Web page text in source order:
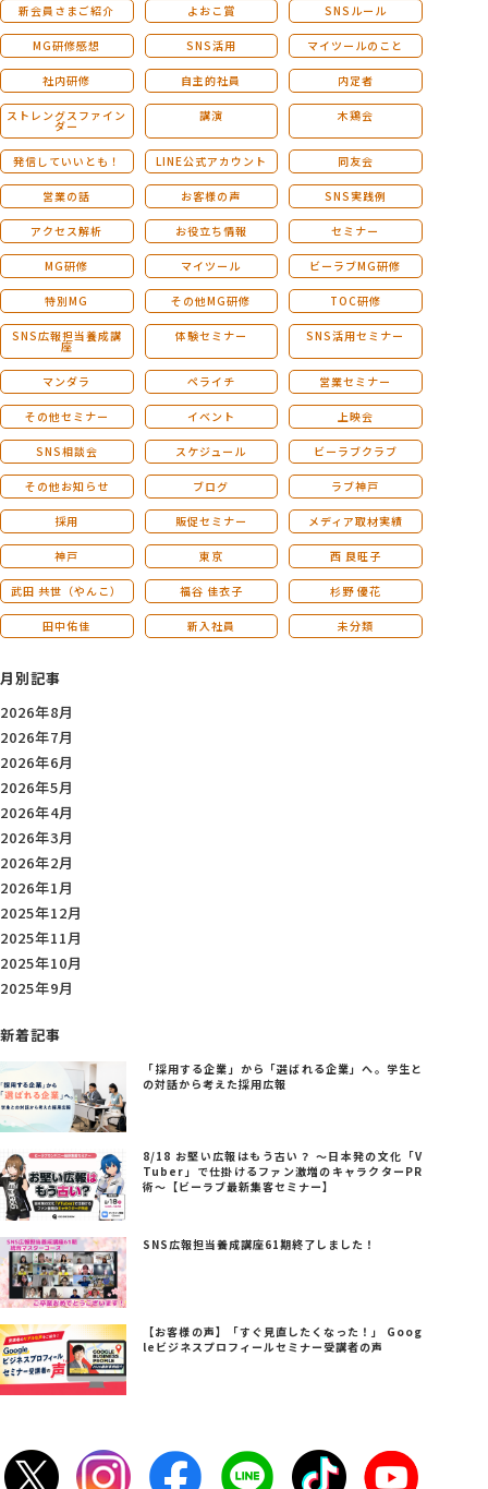
新会員さまご紹介 よおこ賞 SNSルール
MG研修感想 SNS活用 マイツールのこと
社内研修 自主的社員 内定者
ストレングスファイン
ダー
講演 木鶏会
発信していいとも！ LINE公式アカウント 同友会
営業の話 お客様の声 SNS実践例
アクセス解析 お役立ち情報 セミナー
MG研修 マイツール ビーラブMG研修
特別MG その他MG研修 TOC研修
SNS広報担当養成講
座
体験セミナー SNS活用セミナー
マンダラ ペライチ 営業セミナー
その他セミナー イベント 上映会
SNS相談会 スケジュール ビーラブクラブ
その他お知らせ ブログ ラブ神戸
採用 販促セミナー メディア取材実績
神戸 東京 西 良旺子
武田 共世（やんこ） 福谷 佳衣子 杉野 優花
田中佑佳 新入社員 未分類
月別記事
2026年8月
2026年7月
2026年6月
2026年5月
2026年4月
2026年3月
2026年2月
2026年1月
2025年12月
2025年11月
2025年10月
2025年9月
新着記事
「採用する企業」から「選ばれる企業」へ。学生と
の対話から考えた採用広報
8/18 お堅い広報はもう古い？ ～日本発の文化「V
Tuber」で仕掛けるファン激増のキャラクターPR
術～【ビーラブ最新集客セミナー】
SNS広報担当養成講座61期終了しました！
【お客様の声】「すぐ見直したくなった！」 Goog
leビジネスプロフィールセミナー受講者の声